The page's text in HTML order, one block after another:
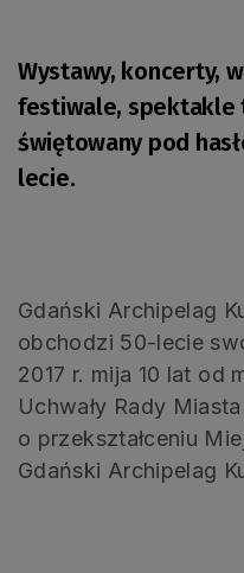
Wystawy, koncerty,
festiwale, spektakle
świętowany pod
lecie.
Gdański Archipelag
obchodzi 50-lecie
2017 r. mija 10 lat od
Uchwały Rady
o przekształceniu
Gdański Archipelag